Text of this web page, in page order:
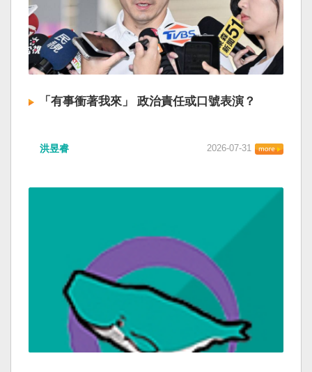
「有事衝著我來」 政治責任或口號表演？
洪昱睿 2026-07-31